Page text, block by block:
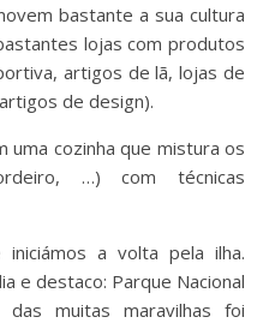
bastante a sua cultura
lojas com produtos
artigos de lã, lojas de
de design).
uma cozinha que mistura os
…) com técnicas
a volta pela ilha.
e destaco: Parque Nacional
muitas maravilhas foi